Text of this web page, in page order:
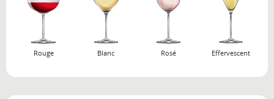
Rouge Blanc Rosé Effervescent